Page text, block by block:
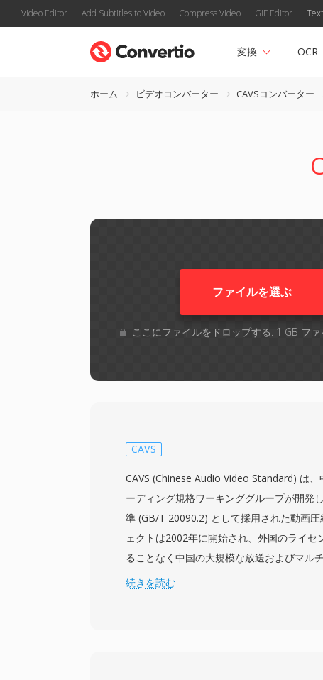
Video Editor Add Subtitles to Video Compress Video GIF Editor
変換 OCR
ホーム ビデオコンバーター CAVSコンバーター
ファイルを選ぶ
ここにファイルをドロップする. 1 GB フ
CAVS
CAVS (Chinese Audio Video Standard) は
ーディング規格ワーキンググループが開発
準 (GB/T 20090.2) として採用された動画
ェクトは2002年に開始され、外国のライセ
ることなく中国の大規模な放送およびマル
応できる独自の圧縮技術を作り出すことを
続きを読む